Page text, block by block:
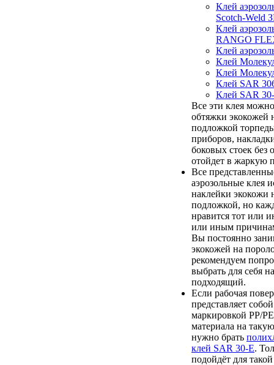
Клей
Scotch-Weld
Клей
RANGO
Клей
Клей
Клей
Клей SAR
Клей SAR
Все эти клея
обтяжки экокожей
подложкой
приборов,
боковых стоек без
отойдет в жаркую
Все
аэрозольные клея
наклейки экокожи
подложкой, но
нравится тот или
или иным
Вы постоянно
экокожей на
рекомендуем
выбрать для себя
подходящий.
Если рабочая
представляет
маркировкой PP/
материала на
нужно брать
клей SAR 30-E.
подойдёт для